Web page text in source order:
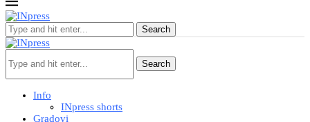
Search
Search
Info
INpress shorts
Gradovi